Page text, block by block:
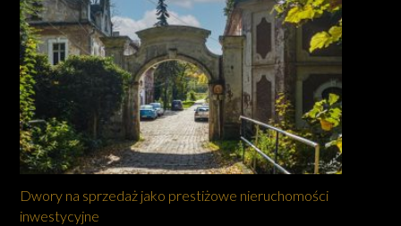
Dwory na sprzedaż jako prestiżowe nieruchomości
inwestycyjne